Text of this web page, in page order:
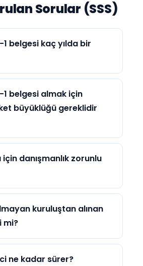
Sorular (SSS)
belgesi kaç yılda bir
1 belgesi almak için
büyüklüğü gereklidir
için danışmanlık zorunlu
kuruluştan alınan
mi?
ne kadar sürer?